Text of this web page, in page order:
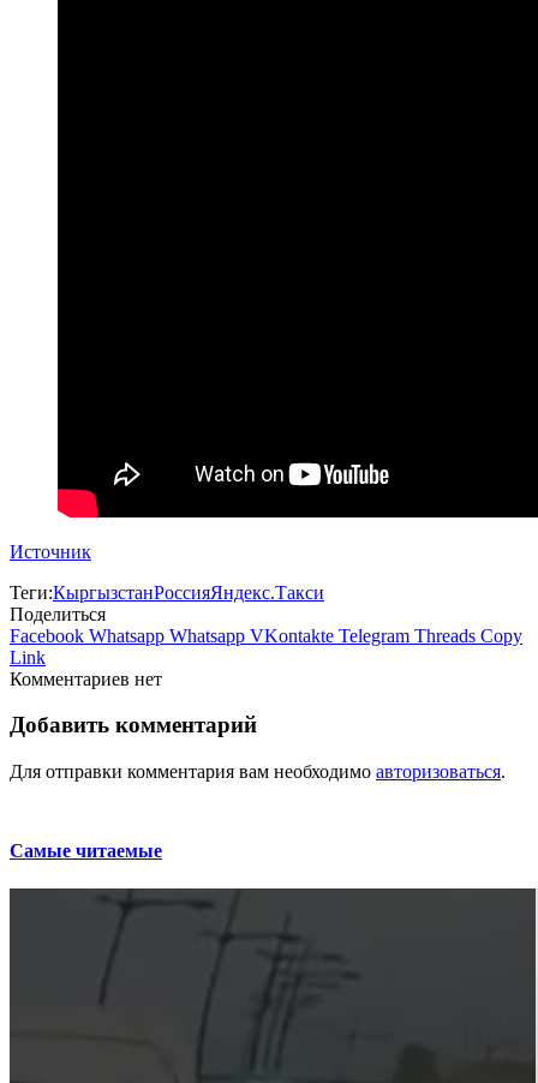
Источник
Теги:КыргызстанРоссияЯндекс.Такси
Поделиться
Facebook Whatsapp Whatsapp VKontakte Telegram Threads Copy
Link
Комментариев нет
Добавить комментарий
Для отправки комментария вам необходимо авторизоваться.
Самые читаемые